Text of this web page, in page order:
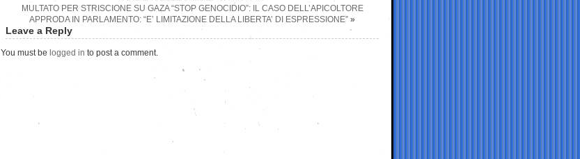
MULTATO PER STRISCIONE SU GAZA “STOP GENOCIDIO”: IL CASO DELL’APICOLTORE
APPRODA IN PARLAMENTO: “E’ LIMITAZIONE DELLA LIBERTA’ DI ESPRESSIONE” »
Leave a Reply
You must be logged in to post a comment.